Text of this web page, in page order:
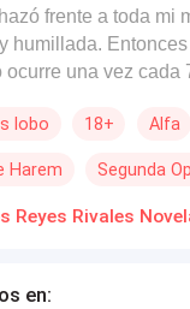
frente a toda mi
humillada.
una vez cada
Solo que no se
el despiadado
durante una década,
con Darian, el
lobo 18+ Alfa
Harem Segunda
en: